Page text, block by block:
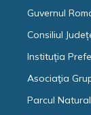
Guvernul
Consiliul
Instituția
Asociaţia
Parcul